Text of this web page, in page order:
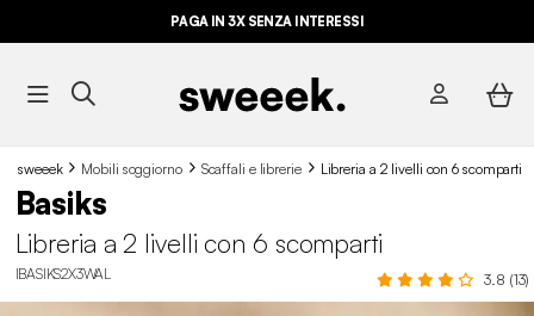
PAGA IN 3X SENZA INTERESSI
sweeek Mobili soggiorno Scaffali e librerie Libreria a 2 livelli con 6 scomparti
Basiks
Libreria a 2 livelli con 6 scomparti
IBASIKS2X3WAL 3.8 (13)